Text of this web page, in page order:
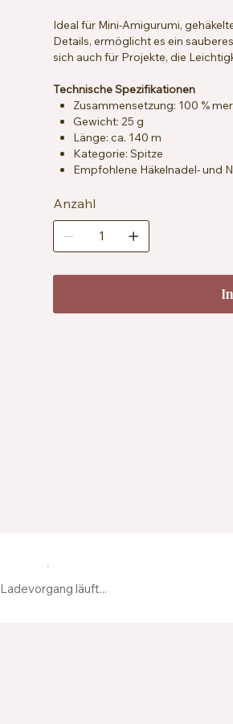
Ideal für Mini-Amigurumi,
Details, ermöglicht es ein
sich auch für Projekte, die
Technische Spezifikationen
Zusammensetzung: 100 %
Gewicht: 25 g
Länge: ca. 140 m
Kategorie: Spitze
Empfohlene Häkelnadel- und
Zertifizierung: EN71-3
Pflegehinweise:
Anzahl
Ladevorgang läuft...